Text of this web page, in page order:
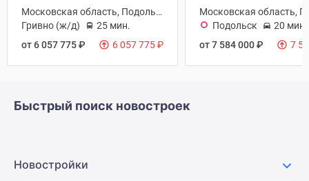
Московская область, Подольск городской округ
Гривно (ж/д)
25 мин.
от 6 057 775₽ 6 057 775₽
Подольск
20 мин.
от 7 584 000₽ 7
Быстрый поиск новостроек
Новостройки